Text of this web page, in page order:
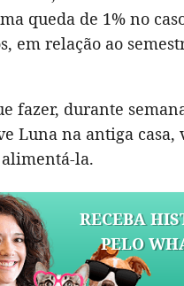
queda de 1% no
em relação ao
fazer, durante
Luna na antiga casa,
la.
RECEBA
PELO